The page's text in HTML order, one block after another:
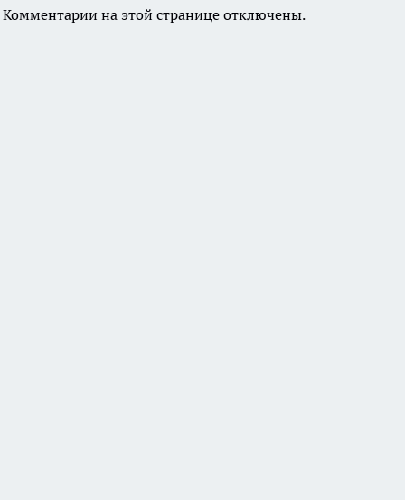
Комментарии на этой странице отключены.